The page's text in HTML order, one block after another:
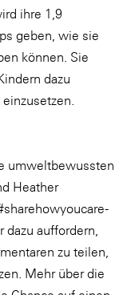
ihre 1,9
geben, wie sie
können. Sie
dazu
umweltbewussten
Heather
auffordern,
zu teilen,
Mehr über die